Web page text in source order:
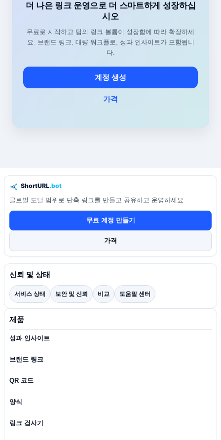
더 나은 링크 운영으로 더 스마트하게 성장하십
시오
무료로 시작하고 팀의 링크 볼륨이 성장함에 따라 확장하세
요. 브랜드 링크, 대량 워크플로, 성과 인사이트가 포함됩니
다.
계정 생성
가격
글로벌 도달 범위로 단축 링크를 만들고 공유하고 운영하세요.
무료 계정 만들기
가격
신뢰 및 상태
서비스 상태 보안 및 신뢰 비교 도움말 센터
제품
성과 인사이트
브랜드 링크
QR 코드
양식
링크 검사기